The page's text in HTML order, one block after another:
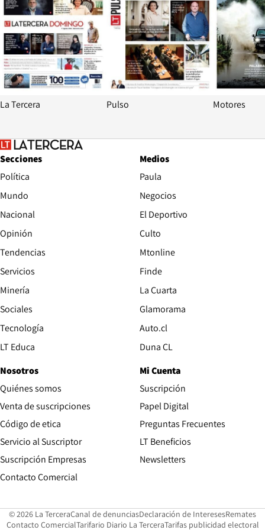
La Tercera Pulso Motores
Secciones
Política
Mundo
Nacional
Opinión
Tendencias
Servicios
Minería
Sociales
Tecnología
LT Educa
Medios
Paula
Negocios
El Deportivo
Culto
Mtonline
Finde
La Cuarta
Glamorama
Auto.clOpens in new window
Duna CLOpens in new window
Nosotros
Quiénes somos
Venta de suscripciones
Código de etica Opens in new window
Servicio al Suscriptor
Suscripción Empresas
Contacto ComercialOpens in new window
Mi Cuenta
Suscripción
Papel DigitalOpens in new
Preguntas Frecuentes
LT Beneficios
Newsletters
© 2026 La TerceraCanal de denunciasOpens in new window
Declaración de InteresesOpens in
Remates
Contacto ComercialOpens in new window
Tarifario Diario La TerceraOpens in new window
Tarifas publicidad electoral